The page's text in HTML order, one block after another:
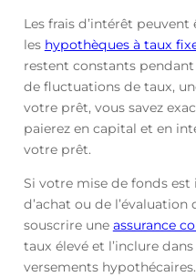
Les frais d’intérêt
les hypothèques à taux
restent constants
de fluctuations de taux,
votre prêt, vous savez
paierez en capital et en
votre prêt.
Si votre mise de fonds est
d’achat ou de
souscrire une assurance
taux élevé et l’inclure
versements